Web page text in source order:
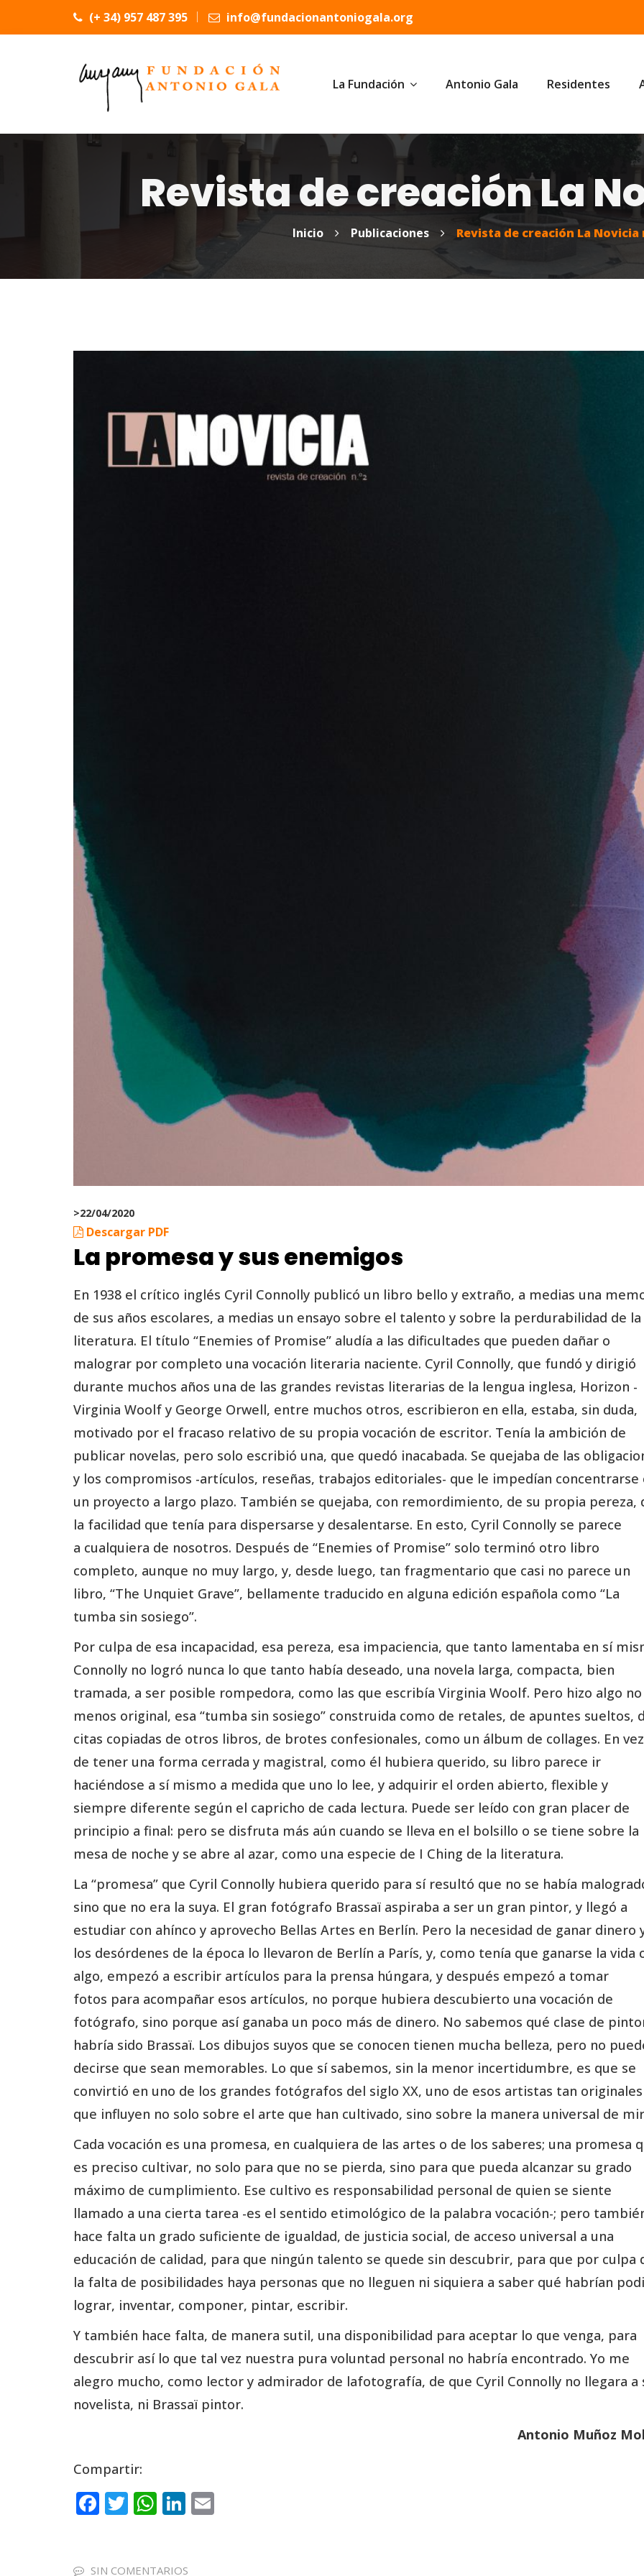
(+ 34) 957 487 395 info@fundacionantoniogala.org
La Fundación Antonio Gala Residentes
Revista de creación La
Inicio Publicaciones Revista de creación La Novicia
>22/04/2020
Descargar PDF
La promesa y sus enemigos
En 1938 el crítico inglés Cyril Connolly publicó un libro bello y extraño, a medias una
de sus años escolares, a medias un ensayo sobre el talento y sobre la perdurabilidad de la
literatura. El título “Enemies of Promise” aludía a las dificultades que pueden dañar o
malograr por completo una vocación literaria naciente. Cyril Connolly, que fundó y dirigió
durante muchos años una de las grandes revistas literarias de la lengua inglesa, Horizon -
Virginia Woolf y George Orwell, entre muchos otros, escribieron en ella, estaba, sin duda,
motivado por el fracaso relativo de su propia vocación de escritor. Tenía la ambición de
publicar novelas, pero solo escribió una, que quedó inacabada. Se quejaba de las
y los compromisos -artículos, reseñas, trabajos editoriales- que le impedían concentrarse
un proyecto a largo plazo. También se quejaba, con remordimiento, de su propia pereza,
la facilidad que tenía para dispersarse y desalentarse. En esto, Cyril Connolly se parece
a cualquiera de nosotros. Después de “Enemies of Promise” solo terminó otro libro
completo, aunque no muy largo, y, desde luego, tan fragmentario que casi no parece un
libro, “The Unquiet Grave”, bellamente traducido en alguna edición española como “La
tumba sin sosiego”.
Por culpa de esa incapacidad, esa pereza, esa impaciencia, que tanto lamentaba en sí
Connolly no logró nunca lo que tanto había deseado, una novela larga, compacta, bien
tramada, a ser posible rompedora, como las que escribía Virginia Woolf. Pero hizo algo no
menos original, esa “tumba sin sosiego” construida como de retales, de apuntes sueltos,
citas copiadas de otros libros, de brotes confesionales, como un álbum de collages. En vez
de tener una forma cerrada y magistral, como él hubiera querido, su libro parece ir
haciéndose a sí mismo a medida que uno lo lee, y adquirir el orden abierto, flexible y
siempre diferente según el capricho de cada lectura. Puede ser leído con gran placer de
principio a final: pero se disfruta más aún cuando se lleva en el bolsillo o se tiene sobre la
mesa de noche y se abre al azar, como una especie de I Ching de la literatura.
La “promesa” que Cyril Connolly hubiera querido para sí resultó que no se había
sino que no era la suya. El gran fotógrafo Brassaï aspiraba a ser un gran pintor, y llegó a
estudiar con ahínco y aprovecho Bellas Artes en Berlín. Pero la necesidad de ganar dinero
los desórdenes de la época lo llevaron de Berlín a París, y, como tenía que ganarse la vida
algo, empezó a escribir artículos para la prensa húngara, y después empezó a tomar
fotos para acompañar esos artículos, no porque hubiera descubierto una vocación de
fotógrafo, sino porque así ganaba un poco más de dinero. No sabemos qué clase de
habría sido Brassaï. Los dibujos suyos que se conocen tienen mucha belleza, pero no
decirse que sean memorables. Lo que sí sabemos, sin la menor incertidumbre, es que se
convirtió en uno de los grandes fotógrafos del siglo XX, uno de esos artistas tan originales
que influyen no solo sobre el arte que han cultivado, sino sobre la manera universal de
Cada vocación es una promesa, en cualquiera de las artes o de los saberes; una promesa
es preciso cultivar, no solo para que no se pierda, sino para que pueda alcanzar su grado
máximo de cumplimiento. Ese cultivo es responsabilidad personal de quien se siente
llamado a una cierta tarea -es el sentido etimológico de la palabra vocación-; pero
hace falta un grado suficiente de igualdad, de justicia social, de acceso universal a una
educación de calidad, para que ningún talento se quede sin descubrir, para que por culpa
la falta de posibilidades haya personas que no lleguen ni siquiera a saber qué habrían
lograr, inventar, componer, pintar, escribir.
Y también hace falta, de manera sutil, una disponibilidad para aceptar lo que venga, para
descubrir así lo que tal vez nuestra pura voluntad personal no habría encontrado. Yo me
alegro mucho, como lector y admirador de lafotografía, de que Cyril Connolly no llegara a
novelista, ni Brassaï pintor.
Antonio Muñoz
Compartir:
F T W Li
SIN COMENTARIOS